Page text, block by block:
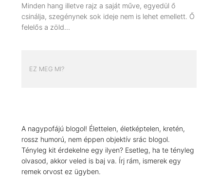
Minden hang illetve rajz a saját műve, egyedül ő
csinálja, szegénynek sok ideje nem is lehet emellett. Ő
felelős a zöld…
EZ MEG MI?
A nagypofájú blogol! Élettelen, életképtelen, kretén,
rossz humorú, nem éppen objektív srác blogol.
Tényleg kit érdekelne egy ilyen? Esetleg, ha te tényleg
olvasod, akkor veled is baj va. Írj rám, ismerek egy
remek orvost ez ügyben.